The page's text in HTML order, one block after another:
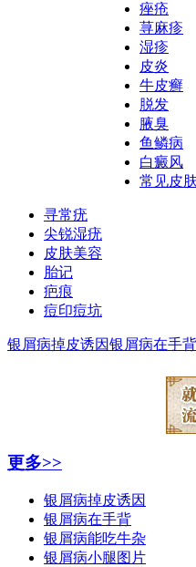
痤疮
荨麻疹
湿疹
皮炎
牛皮癣
脱发
腋臭
鱼鳞病
白癜风
常见皮
寻常疣
尖锐湿疣
皮肤美容
胎记
疤痕
痘印痘坑
银屑病掉皮诱因银屑病在手背
更多>>
银屑病掉皮诱因
银屑病在手背
银屑病能吃牛杂
银屑病小腿图片